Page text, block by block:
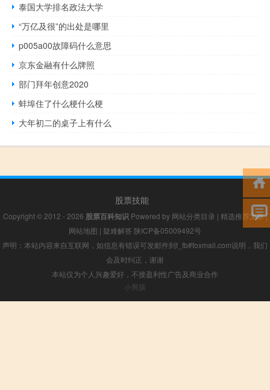
泰国大学排名政法大学
“万亿及很”的出处是哪里
p005a00故障码什么意思
京东金融有什么牌照
部门拜年创意2020
蚌埠住了什么梗什么梗
大年初二的桌子上有什么
股票技能
Copyright © 2012 - 2026 股票百科知识Powered by 网站分类目录 | 精选推荐文章|
网站地图 | 疑难解答 陕ICP备05009492号
声明：本站内容来自互联网，如信息有错误可发邮件到f_fb#foxmail.com说明，我们
会及时纠正，谢谢
本站仅为个人兴趣爱好，不接盈利性广告及商业合作
小男孩